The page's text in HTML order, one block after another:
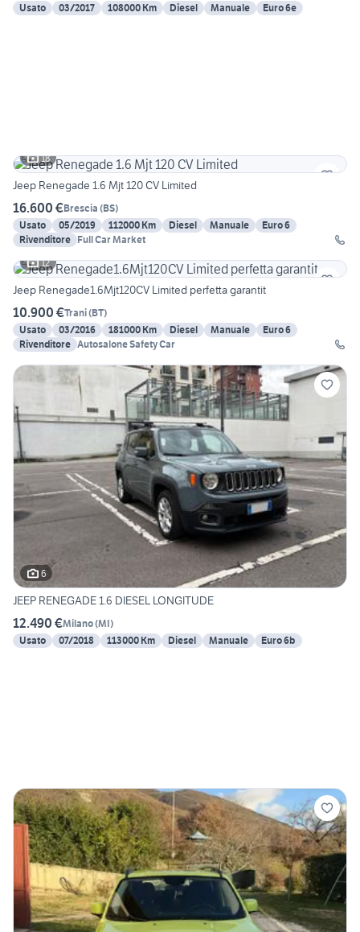
Usato
03/2017 108000 Km Diesel Manuale Euro 6e
18
Jeep Renegade 1.6 Mjt 120 CV Limited
16.600 €Brescia (BS)
Usato
05/2019 112000 Km Diesel Manuale
Euro 6
Rivenditore Full Car Market
12
Jeep Renegade1.6Mjt120CV Limited perfetta garantit
10.900 €Trani(BT)
Usato
03/2016 181000 Km Diesel Manuale
Euro 6
Rivenditore Autosalone Safety Car
6
JEEP RENEGADE 1.6 DIESEL LONGITUDE
12.490 €Milano(MI)
Usato
07/2018 113000 Km Diesel Manuale Euro 6b